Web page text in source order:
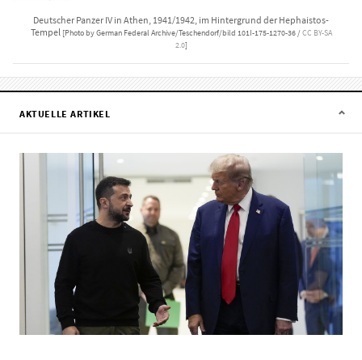
Deutscher Panzer IV in Athen, 1941/1942, im Hintergrund der Hephaistos-
Tempel [Photo by German Federal Archive/Teschendorf/bild 101I-175-1270-36 /CC BY-SA
2.0]
AKTUELLE ARTIKEL